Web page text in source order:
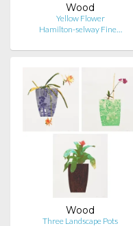
Wood
Yellow Flower
Hamilton-selway Fine…
Wood
Three Landscape Pots